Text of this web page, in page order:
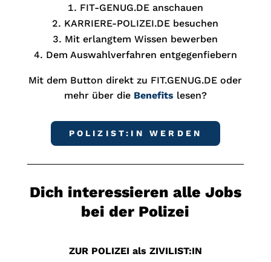
FIT-GENUG.DE anschauen
KARRIERE-POLIZEI.DE besuchen
Mit erlangtem Wissen bewerben
Dem Auswahlverfahren entgegenfiebern
Mit dem Button direkt zu FIT.GENUG.DE oder
mehr über die Benefits lesen?
POLIZIST:IN WERDEN
Dich interessieren alle Jobs
bei der Polizei
ZUR POLIZEI als ZIVILIST:IN